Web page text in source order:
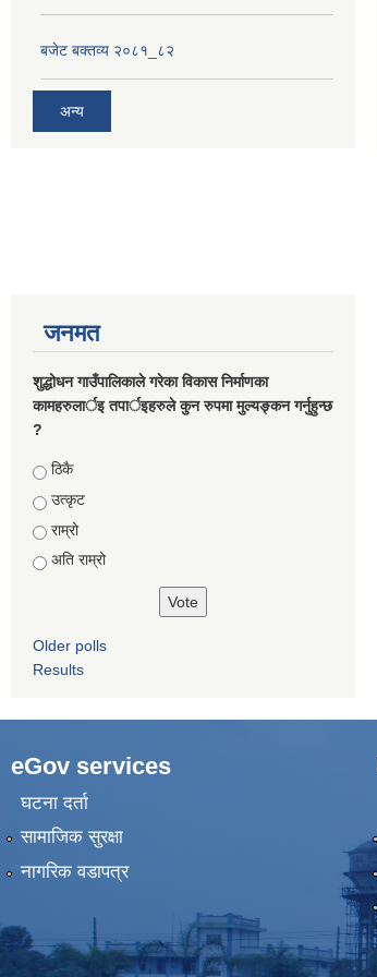
बजेट बक्तव्य २०८१_८२
अन्य
जनमत
शुद्धोधन गाउँपालिकाले गरेका विकास निर्माणका
कामहरुलार्इ तपार्इहरुले कुन रुपमा मुल्यङ्कन गर्नुहुन्छ
?
Choices
ठिकै
उत्कृट
राम्रो
अति राम्रो
Older polls
Results
eGov services
घटना दर्ता
सामाजिक सुरक्षा
नागरिक वडापत्र